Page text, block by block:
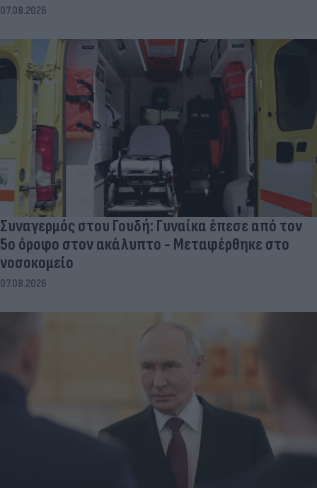
07.08.2026
Συναγερμός στου Γουδή: Γυναίκα έπεσε από τον
5ο όροφο στον ακάλυπτο - Μεταφέρθηκε στο
νοσοκομείο
07.08.2026